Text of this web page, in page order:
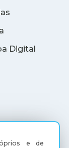
e de
Digital